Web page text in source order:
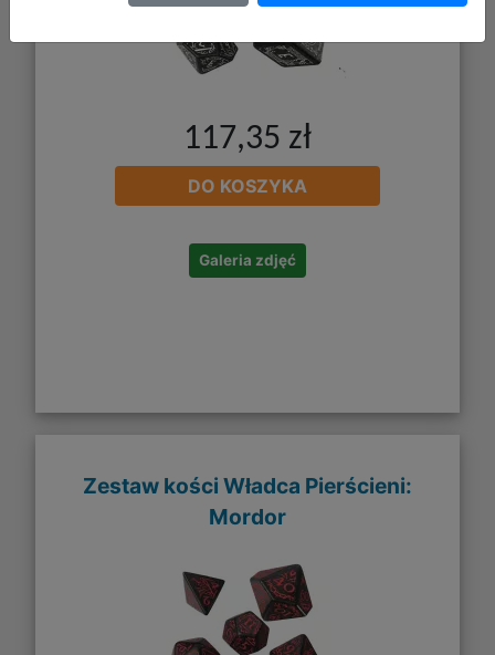
117,35 zł
DO KOSZYKA
Galeria zdjęć
Zestaw kości Władca Pierścieni:
Mordor